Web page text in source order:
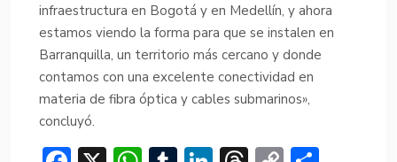
infraestructura en Bogotá y en Medellín, y ahora
estamos viendo la forma para que se instalen en
Barranquilla, un territorio más cercano y donde
contamos con una excelente conectividad en
materia de fibra óptica y cables submarinos»,
concluyó.